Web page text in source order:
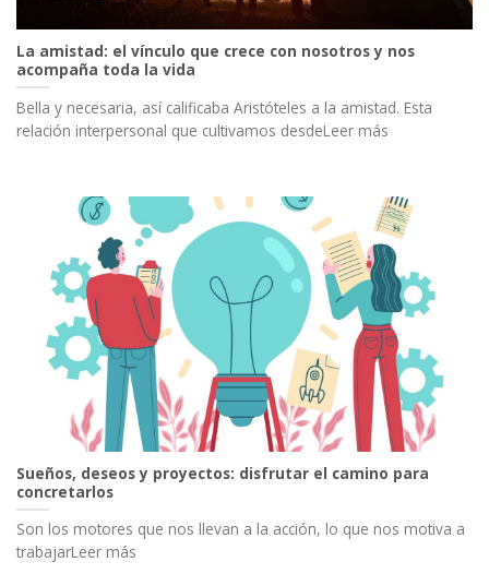
La amistad: el vínculo que crece con nosotros y nos
acompaña toda la vida
Bella y necesaria, así calificaba Aristóteles a la amistad. Esta
relación interpersonal que cultivamos desdeLeer más
Sueños, deseos y proyectos: disfrutar el camino para
concretarlos
Son los motores que nos llevan a la acción, lo que nos motiva a
trabajarLeer más